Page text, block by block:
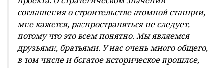
соглашения о строительстве атомной станции,
мне кажется, распространяться не следует,
потому что это всем понятно. Мы являемся
друзьями, братьями. У нас очень много общего,
в том числе и богатое историческое прошлое,